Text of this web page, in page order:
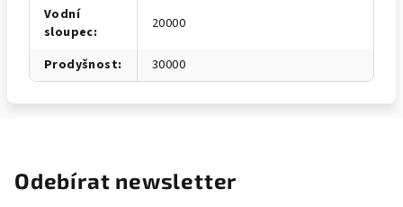
Vodní
sloupec: 20000
Prodyšnost: 30000
Odebírat newsletter